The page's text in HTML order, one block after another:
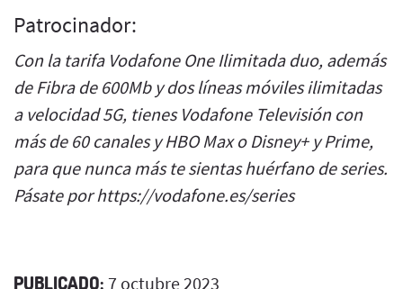
Patrocinador:
Con la tarifa Vodafone One Ilimitada duo, además
de Fibra de 600Mb y dos líneas móviles ilimitadas
a velocidad 5G, tienes Vodafone Televisión con
más de 60 canales y HBO Max o Disney+ y Prime,
para que nunca más te sientas huérfano de series.
Pásate por https://vodafone.es/series
PUBLICADO: 7 octubre 2023